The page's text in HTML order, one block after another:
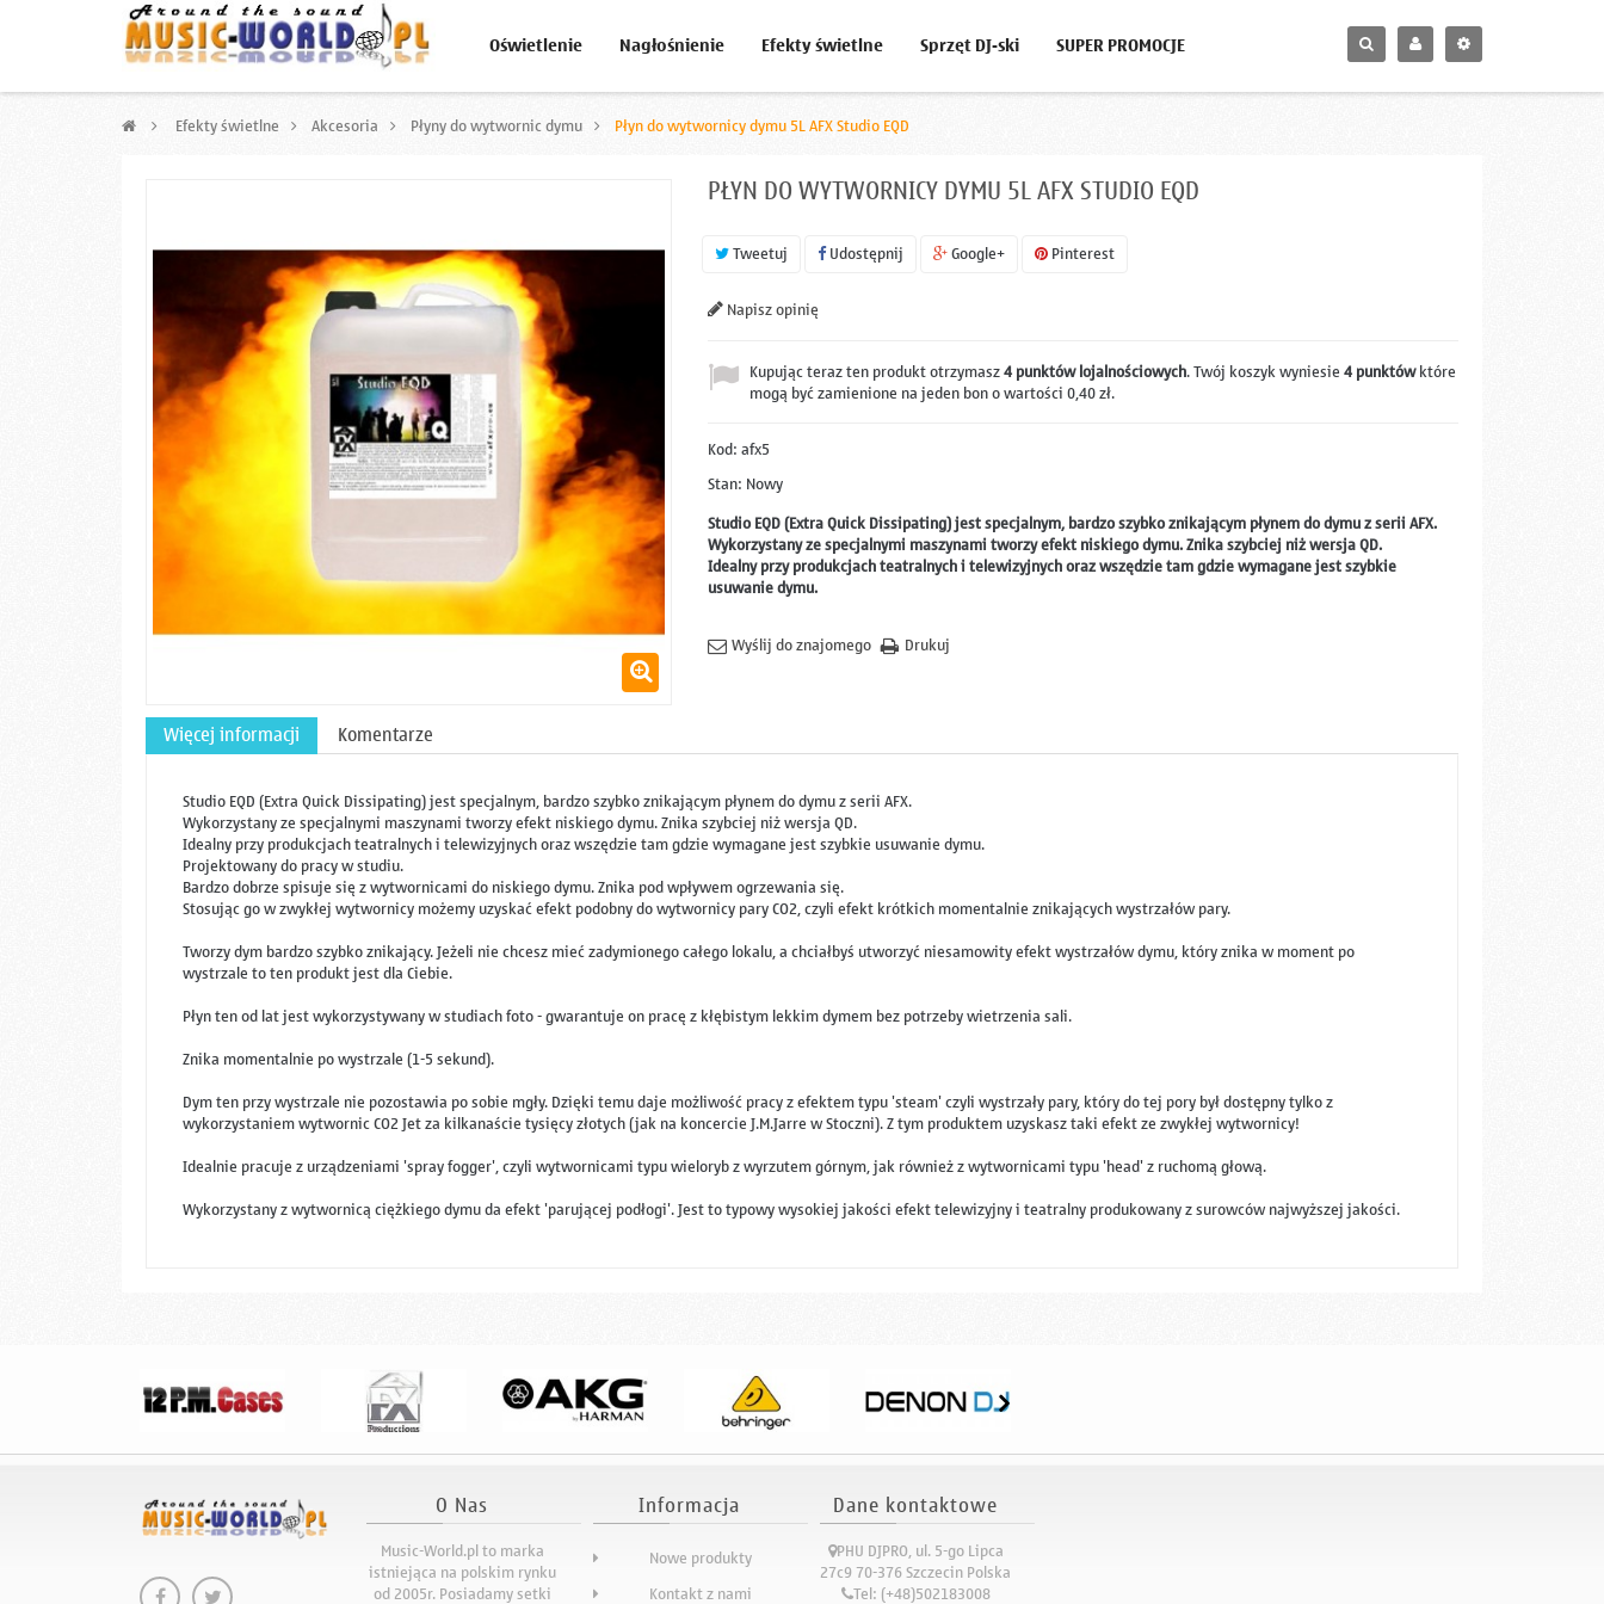
Oświetlenie Nagłośnienie Efekty świetlne Sprzęt DJ-ski SUPER PROMOCJE
> Efekty świetlne > Akcesoria > Płyny do wytwornic dymu > Płyn do wytwornicy dymu 5L AFX Studio EQD
PŁYN DO WYTWORNICY DYMU 5L AFX STUDIO EQD
Tweetuj Udostępnij Google+ Pinterest
Napisz opinię
Kupując teraz ten produkt otrzymasz4punktów lojalnościowych. Twój koszyk wyniesie4punktówktóre
mogą być zamienione na jeden bon o wartości0,40 zł.
Kod:afx5
Stan: Nowy
Studio EQD (Extra Quick Dissipating) jest specjalnym, bardzo szybko znikającym płynem do dymu z serii AFX.
Wykorzystany ze specjalnymi maszynami tworzy efekt niskiego dymu. Znika szybciej niż wersja QD.
Idealny przy produkcjach teatralnych i telewizyjnych oraz wszędzie tam gdzie wymagane jest szybkie
usuwanie dymu.
Wyślij do znajomego Drukuj
Więcej informacji Komentarze
Studio EQD (Extra Quick Dissipating) jest specjalnym, bardzo szybko znikającym płynem do dymu z serii AFX.
Wykorzystany ze specjalnymi maszynami tworzy efekt niskiego dymu. Znika szybciej niż wersja QD.
Idealny przy produkcjach teatralnych i telewizyjnych oraz wszędzie tam gdzie wymagane jest szybkie usuwanie dymu.
Projektowany do pracy w studiu.
Bardzo dobrze spisuje się z wytwornicami do niskiego dymu. Znika pod wpływem ogrzewania się.
Stosując go w zwykłej wytwornicy możemy uzyskać efekt podobny do wytwornicy pary CO2, czyli efekt krótkich momentalnie znikających wystrzałów pary.
Tworzy dym bardzo szybko znikający. Jeżeli nie chcesz mieć zadymionego całego lokalu, a chciałbyś utworzyć niesamowity efekt wystrzałów dymu, który znika w moment po
wystrzale to ten produkt jest dla Ciebie.
Płyn ten od lat jest wykorzystywany w studiach foto - gwarantuje on pracę z kłębistym lekkim dymem bez potrzeby wietrzenia sali.
Znika momentalnie po wystrzale (1-5 sekund).
Dym ten przy wystrzale nie pozostawia po sobie mgły. Dzięki temu daje możliwość pracy z efektem typu 'steam' czyli wystrzały pary, który do tej pory był dostępny tylko z
wykorzystaniem wytwornic CO2 Jet za kilkanaście tysięcy złotych (jak na koncercie J.M.Jarre w Stoczni). Z tym produktem uzyskasz taki efekt ze zwykłej wytwornicy!
Idealnie pracuje z urządzeniami 'spray fogger', czyli wytwornicami typu wieloryb z wyrzutem górnym, jak również z wytwornicami typu 'head' z ruchomą głową.
Wykorzystany z wytwornicą ciężkiego dymu da efekt 'parującej podłogi'. Jest to typowy wysokiej jakości efekt telewizyjny i teatralny produkowany z surowców najwyższej jakości.
O Nas
Music-World.pl to marka
istniejąca na polskim rynku
od 2005r. Posiadamy setki
Informacja
Nowe produkty
Kontakt z nami
Dane kontaktowe
PHU DJPRO, ul. 5-go Lipca
27c9 70-376 Szczecin Polska
Tel: (+48)502183008